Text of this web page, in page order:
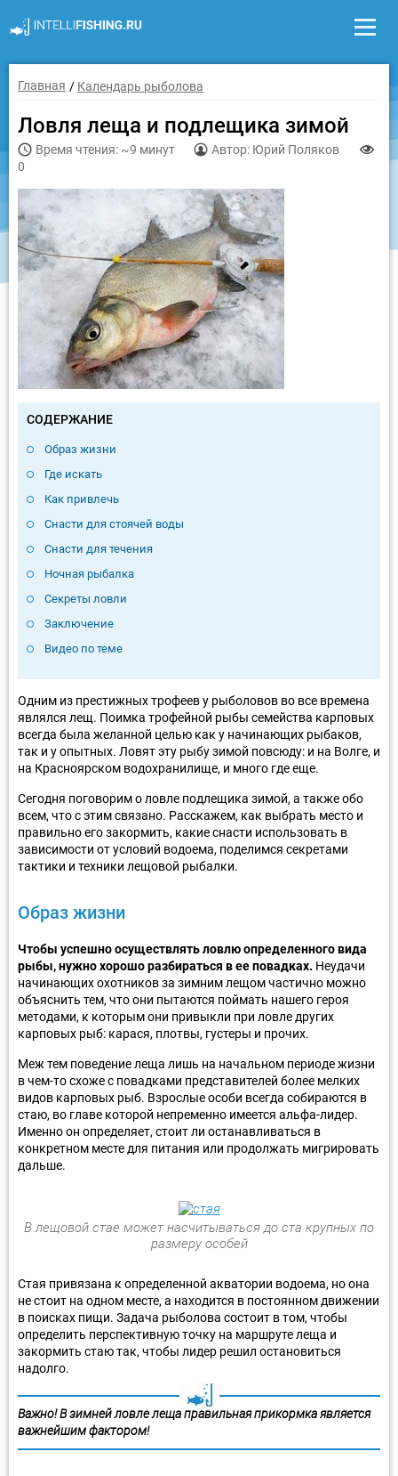
Главная Календарь рыболова
Ловля леща и подлещика зимой
Время чтения: ~9 минут
Автор: Юрий Поляков
0
СОДЕРЖАНИЕ
Образ жизни
Где искать
Как привлечь
Снасти для стоячей воды
Снасти для течения
Ночная рыбалка
Секреты ловли
Заключение
Видео по теме
Одним из престижных трофеев у рыболовов во все времена
являлся лещ. Поимка трофейной рыбы семейства карповых
всегда была желанной целью как у начинающих рыбаков,
так и у опытных. Ловят эту рыбу зимой повсюду: и на Волге, и
на Красноярском водохранилище, и много где еще.
Сегодня поговорим о ловле подлещика зимой, а также обо
всем, что с этим связано. Расскажем, как выбрать место и
правильно его закормить, какие снасти использовать в
зависимости от условий водоема, поделимся секретами
тактики и техники лещовой рыбалки.
Образ жизни
Чтобы успешно осуществлять ловлю определенного вида
рыбы, нужно хорошо разбираться в ее повадках. Неудачи
начинающих охотников за зимним лещом частично можно
объяснить тем, что они пытаются поймать нашего героя
методами, к которым они привыкли при ловле других
карповых рыб: карася, плотвы, густеры и прочих.
Меж тем поведение леща лишь на начальном периоде жизни
в чем-то схоже с повадками представителей более мелких
видов карповых рыб. Взрослые особи всегда собираются в
стаю, во главе которой непременно имеется альфа-лидер.
Именно он определяет, стоит ли останавливаться в
конкретном месте для питания или продолжать мигрировать
дальше.
В лещовой стае может насчитываться до ста крупных по
размеру особей
Стая привязана к определенной акватории водоема, но она
не стоит на одном месте, а находится в постоянном движении
в поисках пищи. Задача рыболова состоит в том, чтобы
определить перспективную точку на маршруте леща и
закормить стаю так, чтобы лидер решил остановиться
надолго.
Важно! В зимней ловле леща правильная прикормка является
важнейшим фактором!